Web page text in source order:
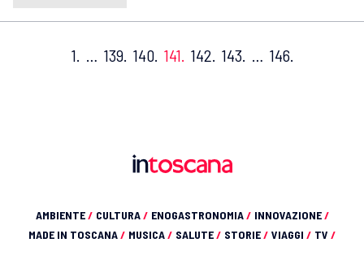
1. … 139. 140. 141. 142. 143. … 146.
AMBIENTE/ CULTURA/ ENOGASTRONOMIA/ INNOVAZIONE/
MADE IN TOSCANA/ MUSICA/ SALUTE/ STORIE/ VIAGGI / TV /